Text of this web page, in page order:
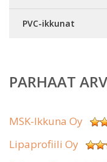
PVC-ikkunat
PARHAAT
MSK-Ikkuna Oy
Lipaprofiili Oy